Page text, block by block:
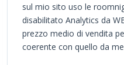
sul mio sito uso le
disabilitato Analytics da
prezzo medio di vendita
coerente con quello da